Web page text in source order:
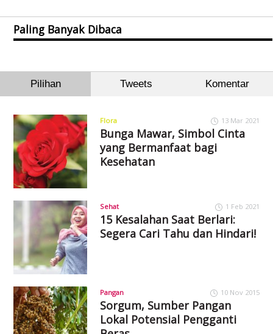
Paling Banyak Dibaca
Pilihan Tweets Komentar
Flora 13 Mar 2021
Bunga Mawar, Simbol Cinta
yang Bermanfaat bagi
Kesehatan
Sehat 1 Feb 2021
15 Kesalahan Saat Berlari:
Segera Cari Tahu dan Hindari!
Pangan 10 Nov 2015
Sorgum, Sumber Pangan
Lokal Potensial Pengganti